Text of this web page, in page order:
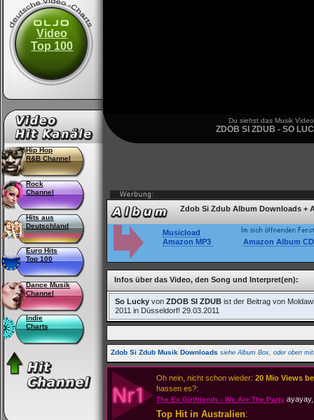
Video
Top 100
Hip Hop
R&B Channel
Rock
Channel
Hits aus
Deutschland
Euro Hits
Top 100
Dance Musik
Channel
Indie
Charts
Du siehst das Musik Video
ZDOB SI ZDUB - SO
Zdob Si Zdub Album Downloads +
Musicload
Amazon MP3
Amazon Album CD
Infos über das Video, den Song und Interpret(en):
So Lucky von ZDOB SI ZDUB ist der Beitrag von
2011 in Düsseldorf! 29.03.2011
Zdob Si Zdub Musik Downloads siehe Album Box, oder oben
Oh nein, nicht schon wieder: 20 Mio Views
hassen es?:
The Ex Girlfriends - We Are The Party
Top Hit in Australien: